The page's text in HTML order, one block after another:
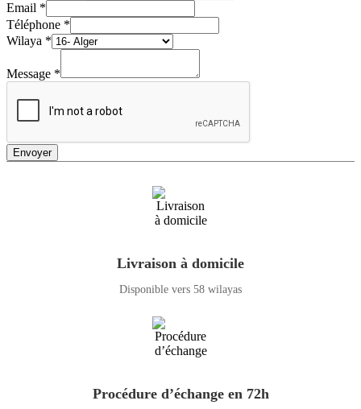
Email *
Téléphone *
Wilaya *
Message *
Envoyer
Livraison à domicile
Disponible vers 58 wilayas
Procédure d’échange en 72h